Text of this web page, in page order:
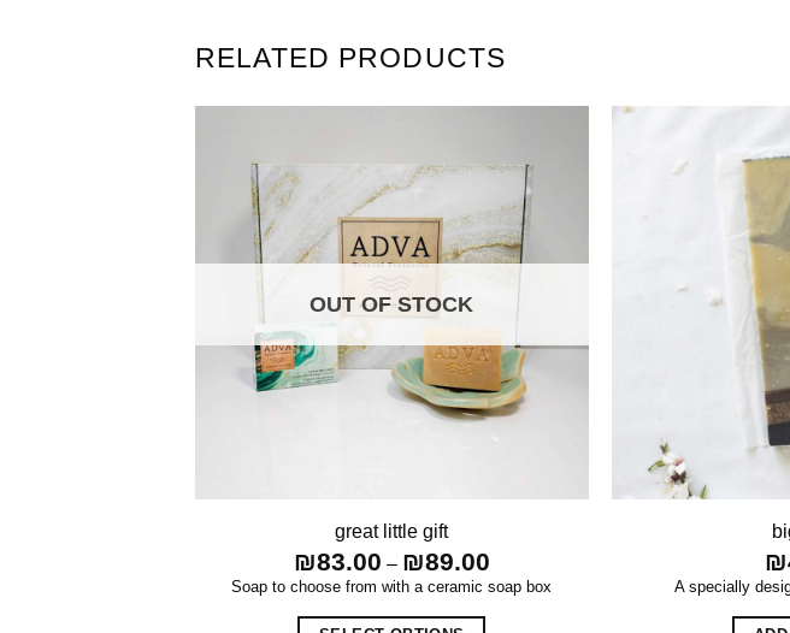
RELATED PRODUCTS
OUT OF STOCK
great little gift
₪83.00 – ₪89.00Price
range:
₪83.00
Soap to choose from with a ceramic soap box
₪
A specially